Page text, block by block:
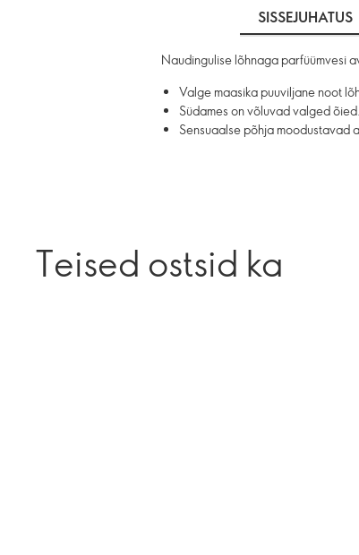
SISSEJUHATUS
Naudingulise lõhnaga parfüümvesi
Valge maasika puuviljane noot
Südames on võluvad valged õied.
Sensuaalse põhja moodustavad
Teised ostsid ka